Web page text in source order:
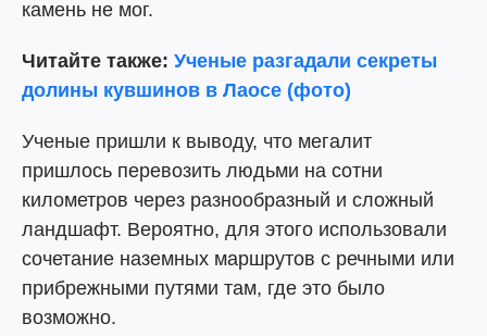
камень не мог.
Читайте также: Ученые разгадали секреты
долины кувшинов в Лаосе (фото)
Ученые пришли к выводу, что мегалит
пришлось перевозить людьми на сотни
километров через разнообразный и сложный
ландшафт. Вероятно, для этого использовали
сочетание наземных маршрутов с речными или
прибрежными путями там, где это было
возможно.